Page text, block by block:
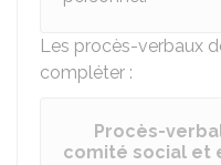
Les procès-verbaux
compléter :
Procès-
comité social et